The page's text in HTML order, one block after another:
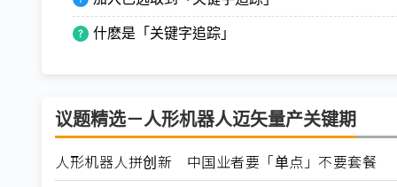
什麽是「关键字追踪」
议题精选－人形机器人迈矢量产关键期
人形机器人拼创新 中国业者要「单点」不要套餐